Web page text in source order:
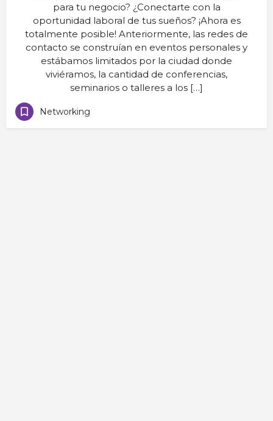
para tu negocio? ¿Conectarte con la
oportunidad laboral de tus sueños? ¡Ahora es
totalmente posible! Anteriormente, las redes de
contacto se construían en eventos personales y
estábamos limitados por la ciudad donde
viviéramos, la cantidad de conferencias,
seminarios o talleres a los […]
Networking